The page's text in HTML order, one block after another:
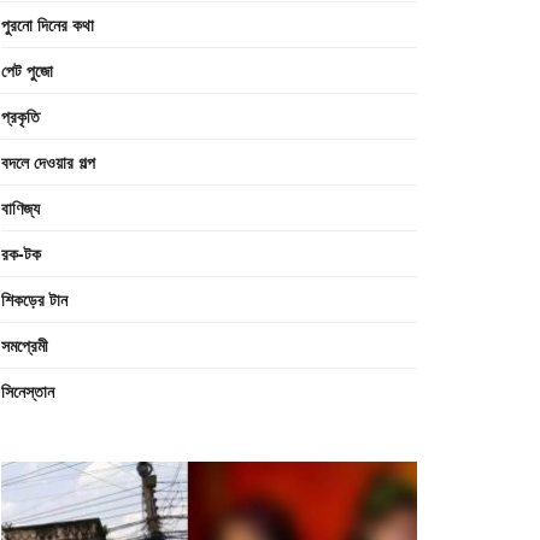
পুরনো দিনের কথা
পেট পুজো
প্রকৃতি
বদলে দেওয়ার গল্প
বাণিজ্য
রক-টক
শিকড়ের টান
সমপ্রেমী
সিনেস্তান